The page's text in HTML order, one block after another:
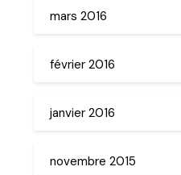
mars 2016
février 2016
janvier 2016
novembre 2015